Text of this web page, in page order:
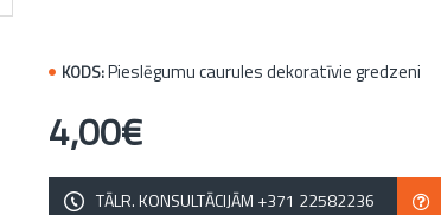
KODS:Pieslēgumu caurules dekoratīvie gredzeni
4,00€
TĀLR. KONSULTĀCIJĀM +371 22582236